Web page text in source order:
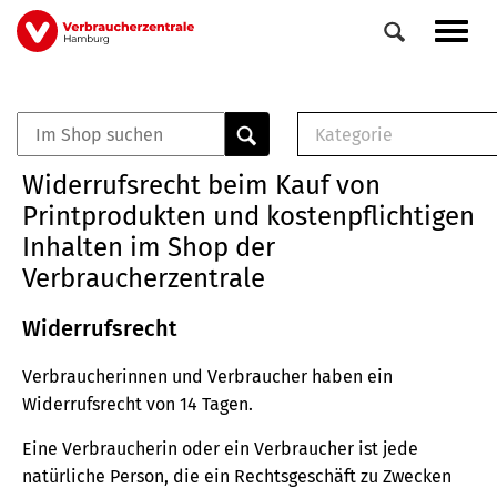
Direkt
zum
Veranstaltungen
0
Elemente
Kategorie
Musterbrief (RTF)
E-Broschüre
Widerrufsrecht beim Kauf von
Printprodukten und kostenpflichtigen
Inhalten im Shop der
Verbraucherzentrale
Widerrufsrecht
Verbraucherinnen und Verbraucher haben ein
Widerrufsrecht von 14 Tagen.
Eine Verbraucherin oder ein Verbraucher ist jede
natürliche Person, die ein Rechtsgeschäft zu Zwecken